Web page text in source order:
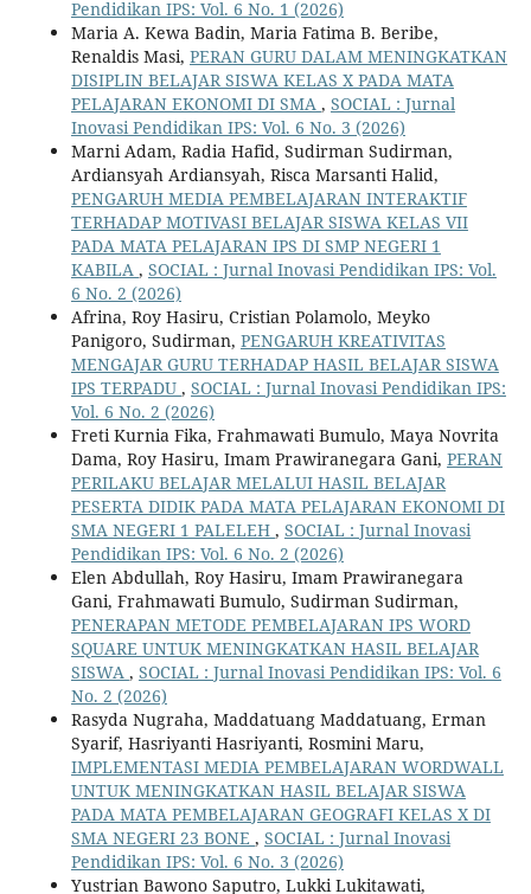
Pendidikan IPS: Vol. 6 No. 1 (2026)
Maria A. Kewa Badin, Maria Fatima B. Beribe,
Renaldis Masi, PERAN GURU DALAM MENINGKATKAN
DISIPLIN BELAJAR SISWA KELAS X PADA MATA
PELAJARAN EKONOMI DI SMA , SOCIAL : Jurnal
Inovasi Pendidikan IPS: Vol. 6 No. 3 (2026)
Marni Adam, Radia Hafid, Sudirman Sudirman,
Ardiansyah Ardiansyah, Risca Marsanti Halid,
PENGARUH MEDIA PEMBELAJARAN INTERAKTIF
TERHADAP MOTIVASI BELAJAR SISWA KELAS VII
PADA MATA PELAJARAN IPS DI SMP NEGERI 1
KABILA , SOCIAL : Jurnal Inovasi Pendidikan IPS: Vol.
6 No. 2 (2026)
Afrina, Roy Hasiru, Cristian Polamolo, Meyko
Panigoro, Sudirman, PENGARUH KREATIVITAS
MENGAJAR GURU TERHADAP HASIL BELAJAR SISWA
IPS TERPADU , SOCIAL : Jurnal Inovasi Pendidikan IPS:
Vol. 6 No. 2 (2026)
Freti Kurnia Fika, Frahmawati Bumulo, Maya Novrita
Dama, Roy Hasiru, Imam Prawiranegara Gani, PERAN
PERILAKU BELAJAR MELALUI HASIL BELAJAR
PESERTA DIDIK PADA MATA PELAJARAN EKONOMI DI
SMA NEGERI 1 PALELEH , SOCIAL : Jurnal Inovasi
Pendidikan IPS: Vol. 6 No. 2 (2026)
Elen Abdullah, Roy Hasiru, Imam Prawiranegara
Gani, Frahmawati Bumulo, Sudirman Sudirman,
PENERAPAN METODE PEMBELAJARAN IPS WORD
SQUARE UNTUK MENINGKATKAN HASIL BELAJAR
SISWA , SOCIAL : Jurnal Inovasi Pendidikan IPS: Vol. 6
No. 2 (2026)
Rasyda Nugraha, Maddatuang Maddatuang, Erman
Syarif, Hasriyanti Hasriyanti, Rosmini Maru,
IMPLEMENTASI MEDIA PEMBELAJARAN WORDWALL
UNTUK MENINGKATKAN HASIL BELAJAR SISWA
PADA MATA PEMBELAJARAN GEOGRAFI KELAS X DI
SMA NEGERI 23 BONE , SOCIAL : Jurnal Inovasi
Pendidikan IPS: Vol. 6 No. 3 (2026)
Yustrian Bawono Saputro, Lukki Lukitawati,